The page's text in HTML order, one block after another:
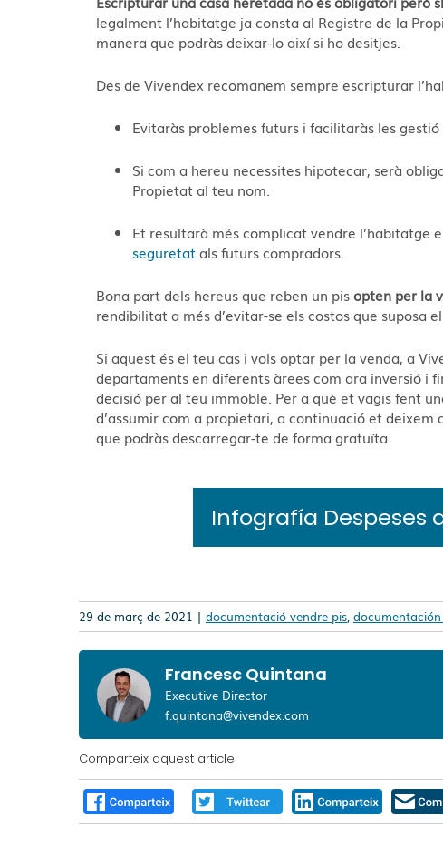
legalment l’habitatge ja consta al Registre de la
manera que podràs deixar-lo així si ho desitjes.
Des de Vivendex recomanem sempre escripturar
Evitaràs problemes futurs i facilitaràs les gestió
Si com a hereu necessites hipotecar, serà
Propietat al teu nom.
Et resultarà més complicat vendre l’habitatge
seguretatals futurs compradors.
Bona part dels hereus que reben un pisopten per la
rendibilitat a més d’evitar-se els costos que suposa
Si aquest és el teu cas i vols optar per la venda, a
departaments en diferents àrees com ara inversió i
decisió per al teu immoble. Per a què et vagis fent
d’assumir com a propietari, a continuació et deixem
que podràs descarregar-te de forma gratuïta.
Infografía Despeses
29 de març de 2021 | documentació vendre pis,
Francesc Quintana
Executive Director
f.quintana@vivendex.com
Comparteix aquest article